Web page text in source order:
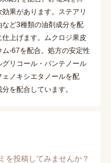
果があります。ステアリ
ど3種類の油剤成分を配
上げます。ムクロジ果皮
-67を配合。処方の安定性
リコール・パンテノール
ノキシエタノールを配
を配合しています。
を投稿してみませんか？